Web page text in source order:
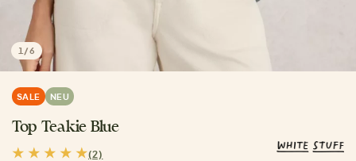
1 /6
SALE NEU
Top Teakie Blue
(2)